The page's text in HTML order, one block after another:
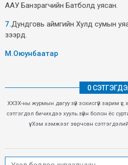
ААУ Банзрагчийн Батболд уясан.
7.Дундговь аймгийн Хулд сумын
зээрд.
М.Оюунбаатар
0
ХХЗХ-ны журмын дагуу зүй зохисгүй зарим
сэтгэгдэл бичихдээ хууль зүйн болон ёс
үү. Хэм хэмжээг зөрчсөн